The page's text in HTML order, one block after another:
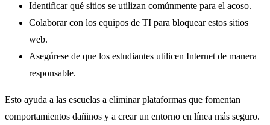
Identificar qué sitios se utilizan comúnmente para el acoso.
Colaborar con los equipos de TI para bloquear estos sitios
web.
Asegúrese de que los estudiantes utilicen Internet de manera
responsable.
Esto ayuda a las escuelas a eliminar plataformas que fomentan
comportamientos dañinos y a crear un entorno en línea más seguro.